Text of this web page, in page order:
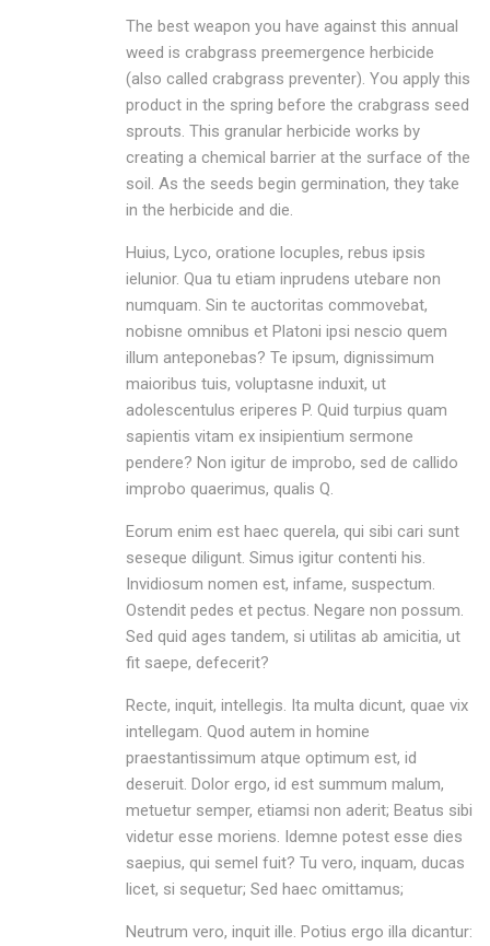
The best weapon you have against this annual
weed is crabgrass preemergence herbicide
(also called crabgrass preventer). You apply this
product in the spring before the crabgrass seed
sprouts. This granular herbicide works by
creating a chemical barrier at the surface of the
soil. As the seeds begin germination, they take
in the herbicide and die.
Huius, Lyco, oratione locuples, rebus ipsis
ielunior. Qua tu etiam inprudens utebare non
numquam. Sin te auctoritas commovebat,
nobisne omnibus et Platoni ipsi nescio quem
illum anteponebas? Te ipsum, dignissimum
maioribus tuis, voluptasne induxit, ut
adolescentulus eriperes P. Quid turpius quam
sapientis vitam ex insipientium sermone
pendere? Non igitur de improbo, sed de callido
improbo quaerimus, qualis Q.
Eorum enim est haec querela, qui sibi cari sunt
seseque diligunt. Simus igitur contenti his.
Invidiosum nomen est, infame, suspectum.
Ostendit pedes et pectus. Negare non possum.
Sed quid ages tandem, si utilitas ab amicitia, ut
fit saepe, defecerit?
Recte, inquit, intellegis. Ita multa dicunt, quae vix
intellegam. Quod autem in homine
praestantissimum atque optimum est, id
deseruit. Dolor ergo, id est summum malum,
metuetur semper, etiamsi non aderit; Beatus sibi
videtur esse moriens. Idemne potest esse dies
saepius, qui semel fuit? Tu vero, inquam, ducas
licet, si sequetur; Sed haec omittamus;
Neutrum vero, inquit ille. Potius ergo illa dicantur: